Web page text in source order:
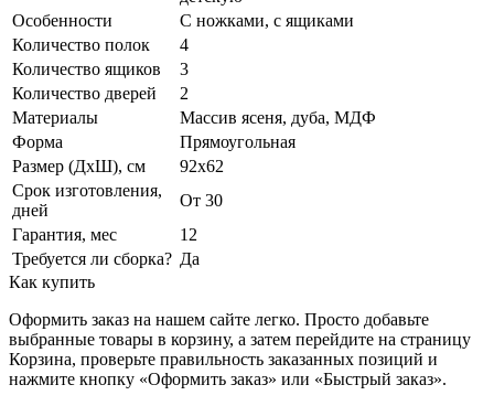
Особенности
С ножками, с ящиками
Количество полок
4
Количество ящиков
3
Количество дверей
2
Материалы
Массив ясеня, дуба, МДФ
Форма
Прямоугольная
Размер (ДхШ), см
92х62
Срок изготовления,
дней
От 30
Гарантия, мес
12
Требуется ли сборка? Да
Как купить
Оформить заказ на нашем сайте легко. Просто добавьте
выбранные товары в корзину, а затем перейдите на страницу
Корзина, проверьте правильность заказанных позиций и
нажмите кнопку «Оформить заказ» или «Быстрый заказ».